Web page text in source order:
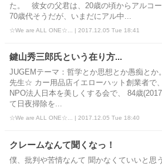
た。 彼女の父君は、20歳の頃からアルコ
70歳代そうだが、いまだにアル中...
☆We are ALL ONE☆... | 2017.12.05 Tue 18:41
鍵山秀三郎氏という在り方...
JUGEMテーマ：哲学とか思想とか愚痴とか
先生☆ カー用品店イエローハット創業者で
NPO法人日本を美しくする会で、 84歳
て日夜掃除を...
☆We are ALL ONE☆... | 2017.12.05 Tue 18:40
クレームなんて聞くなっ！
僕、批判や苦情なんて 聞かなくていいと